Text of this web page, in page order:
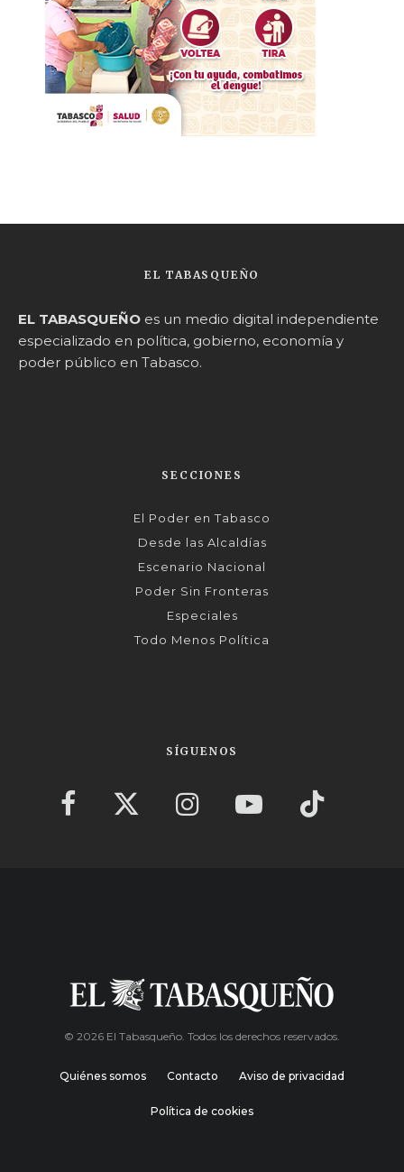
EL TABASQUEÑO
EL TABASQUEÑO es un medio digital independiente
especializado en política, gobierno, economía y
poder público en Tabasco.
SECCIONES
El Poder en Tabasco
Desde las Alcaldías
Escenario Nacional
Poder Sin Fronteras
Especiales
Todo Menos Política
SÍGUENOS
© 2026 El Tabasqueño. Todos los derechos reservados.
Quiénes somos Contacto Aviso de privacidad
Política de cookies